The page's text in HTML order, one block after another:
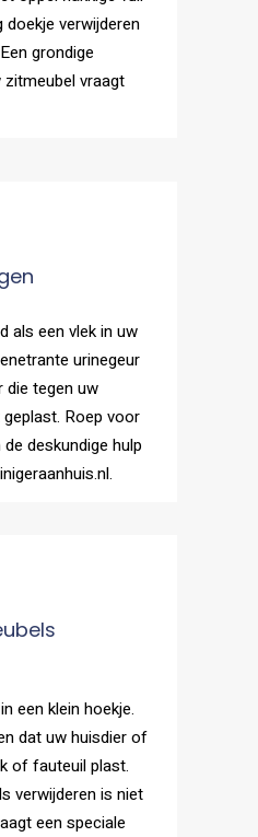
verwijderen
grondige
zitmeubel vraagt
als een vlek in uw
urinegeur
die tegen uw
Roep voor
deskundige hulp
een klein hoekje.
dat uw huisdier of
of fauteuil plast.
verwijderen is niet
een speciale